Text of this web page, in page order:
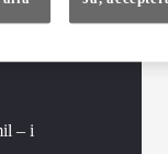
– i